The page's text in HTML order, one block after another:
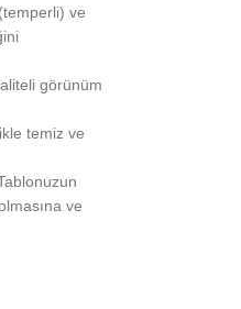
ve
görünüm
temiz ve
ve